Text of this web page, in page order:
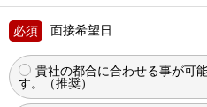
面接希望日
貴社の都合に合わせる事が可
す。（推奨）